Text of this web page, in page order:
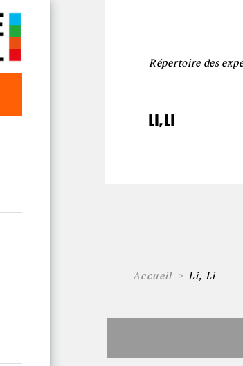
Répertoire des
LI, LI
Accueil Li, Li